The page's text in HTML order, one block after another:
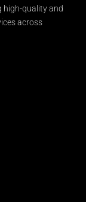
high-quality and
across